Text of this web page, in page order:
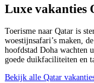
Luxe vakanties
Toerisme naar Qatar is
woestijnsafari’s maken,
hoofdstad Doha wachten
goede duikfaciliteiten en
Bekijk alle Qatar